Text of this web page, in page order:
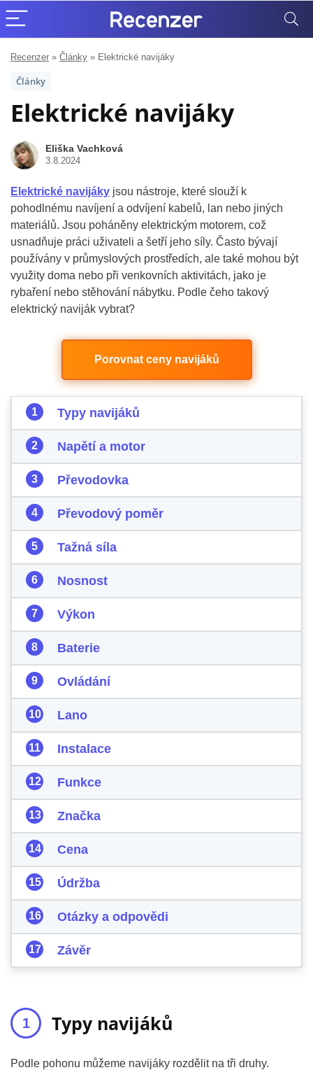
Recenzer » Články » Elektrické navijáky
Články
Elektrické navijáky
Eliška Vachková
3.8.2024
Elektrické navijáky jsou nástroje, které slouží k
pohodlnému navíjení a odvíjení kabelů, lan nebo jiných
materiálů. Jsou poháněny elektrickým motorem, což
usnadňuje práci uživateli a šetří jeho síly. Často bývají
používány v průmyslových prostředích, ale také mohou být
využity doma nebo při venkovních aktivitách, jako je
rybaření nebo stěhování nábytku. Podle čeho takový
elektrický naviják vybrat?
Porovnat ceny navijáků
Typy navijáků
Napětí a motor
Převodovka
Převodový poměr
Tažná síla
Nosnost
Výkon
Baterie
Ovládání
Lano
Instalace
Funkce
Značka
Cena
Údržba
Otázky a odpovědi
Závěr
Typy navijáků
Podle pohonu můžeme navijáky rozdělit na tři druhy.